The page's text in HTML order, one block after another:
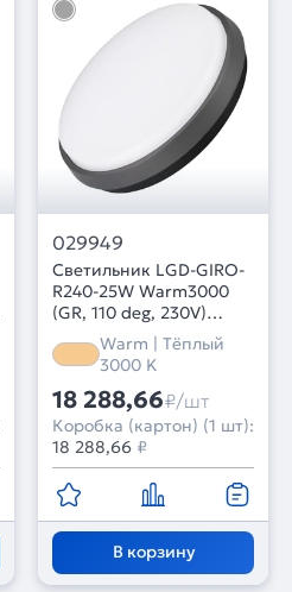
029949
Светильник LGD-GIRO-
R240-25W Warm3000
(GR, 110 deg, 230V)
(Arlight, IP54 Металл, 3
года)
Warm | Тёплый
3000 K
18 288,66₽/шт
Коробка (картон) (1 шт):
18 288,66 ₽
В корзину